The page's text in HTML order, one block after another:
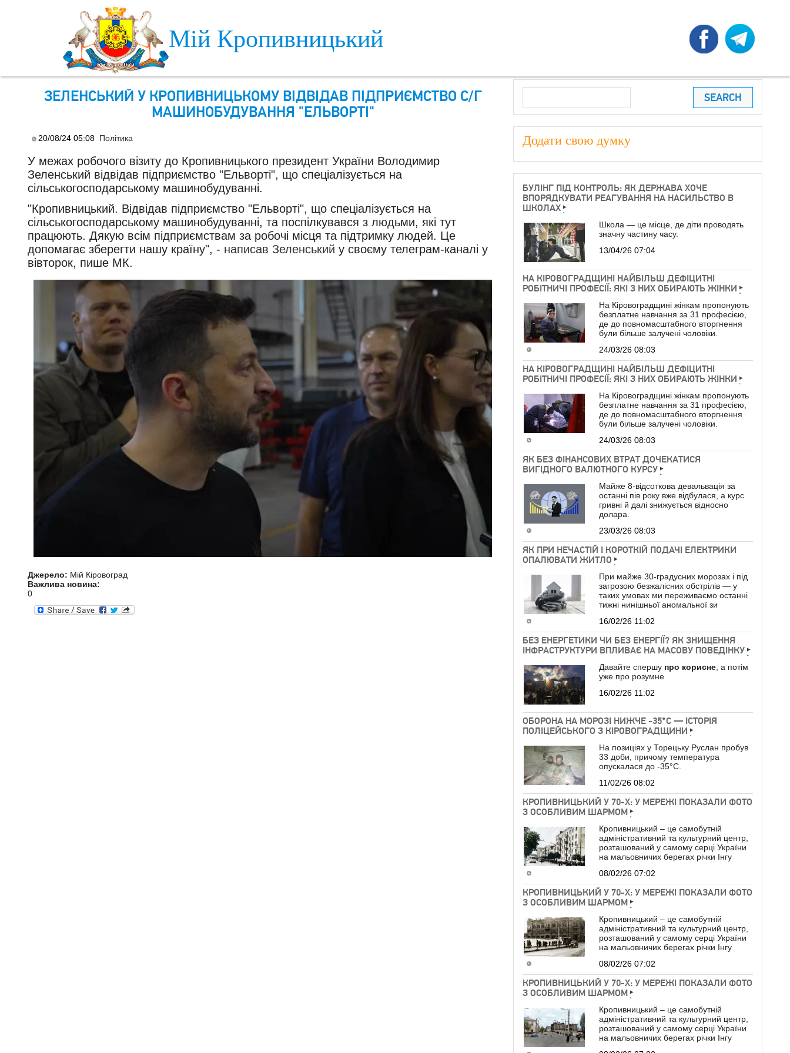
Мій Кропивницький
ЗЕЛЕНСЬКИЙ У КРОПИВНИЦЬКОМУ ВІДВІДАВ ПІДПРИЄМСТВО С/Г
МАШИНОБУДУВАННЯ "ЕЛЬВОРТІ"
20/08/24 05:08 Політика
У межах робочого візиту до Кропивницького президент України Володимир
Зеленський відвідав підприємство "Ельворті", що спеціалізується на
сільськогосподарському машинобудуванні.
"Кропивницький. Відвідав підприємство "Ельворті", що спеціалізується на
сільськогосподарському машинобудуванні, та поспілкувався з людьми, які тут
працюють. Дякую всім підприємствам за робочі місця та підтримку людей. Це
допомагає зберегти нашу країну", - написав Зеленський у своєму телеграм-каналі у
вівторок, пише МК.
Джерело: Мій Кіровоград
Важлива новина:
0
Search
Додати свою думку
БУЛІНГ ПІД КОНТРОЛЬ: ЯК ДЕРЖАВА ХОЧЕ
ВПОРЯДКУВАТИ РЕАГУВАННЯ НА НАСИЛЬСТВО В
ШКОЛАХ
Школа — це місце, де діти проводять
значну частину часу.
13/04/26 07:04
НА КІРОВОГРАДЩИНІ НАЙБІЛЬШ ДЕФІЦИТНІ
РОБІТНИЧІ ПРОФЕСІЇ: ЯКІ З НИХ ОБИРАЮТЬ ЖІНКИ
На Кіровоградщині жінкам пропонують
безплатне навчання за 31 професією,
де до повномасштабного вторгнення
були більше залучені чоловіки.
24/03/26 08:03
НА КІРОВОГРАДЩИНІ НАЙБІЛЬШ ДЕФІЦИТНІ
РОБІТНИЧІ ПРОФЕСІЇ: ЯКІ З НИХ ОБИРАЮТЬ ЖІНКИ
На Кіровоградщині жінкам пропонують
безплатне навчання за 31 професією,
де до повномасштабного вторгнення
були більше залучені чоловіки.
24/03/26 08:03
ЯК БЕЗ ФІНАНСОВИХ ВТРАТ ДОЧЕКАТИСЯ
ВИГІДНОГО ВАЛЮТНОГО КУРСУ
Майже 8-відсоткова девальвація за
останні пів року вже відбулася, а курс
гривні й далі знижується відносно
долара.
23/03/26 08:03
ЯК ПРИ НЕЧАСТІЙ І КОРОТКІЙ ПОДАЧІ ЕЛЕКТРИКИ
ОПАЛЮВАТИ ЖИТЛО
При майже 30-градусних морозах і під
загрозою безжалісних обстрілів — у
таких умовах ми переживаємо останні
тижні нинішньої аномальної зи
16/02/26 11:02
БЕЗ ЕНЕРГЕТИКИ ЧИ БЕЗ ЕНЕРГІЇ? ЯК ЗНИЩЕННЯ
ІНФРАСТРУКТУРИ ВПЛИВАЄ НА МАСОВУ ПОВЕДІНКУ
Давайте спершу про корисне , а потім
уже про розумне
16/02/26 11:02
ОБОРОНА НА МОРОЗІ НИЖЧЕ -35°C — ІСТОРІЯ
ПОЛІЦЕЙСЬКОГО З КІРОВОГРАДЩИНИ
На позиціях у Торецьку Руслан пробув
33 доби, причому температура
опускалася до -35°C.
11/02/26 08:02
КРОПИВНИЦЬКИЙ У 70-Х: У МЕРЕЖІ ПОКАЗАЛИ ФОТО
З ОСОБЛИВИМ ШАРМОМ
Кропивницький – це самобутній
адміністративний та культурний центр,
розташований у самому серці України
на мальовничих берегах річки Інгу
08/02/26 07:02
КРОПИВНИЦЬКИЙ У 70-Х: У МЕРЕЖІ ПОКАЗАЛИ ФОТО
З ОСОБЛИВИМ ШАРМОМ
Кропивницький – це самобутній
адміністративний та культурний центр,
розташований у самому серці України
на мальовничих берегах річки Інгу
08/02/26 07:02
КРОПИВНИЦЬКИЙ У 70-Х: У МЕРЕЖІ ПОКАЗАЛИ ФОТО
З ОСОБЛИВИМ ШАРМОМ
Кропивницький – це самобутній
адміністративний та культурний центр,
розташований у самому серці України
на мальовничих берегах річки Інгу